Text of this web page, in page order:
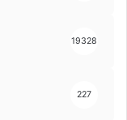
19328
227